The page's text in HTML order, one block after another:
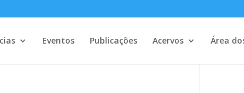
Eventos Publicações Acervos Área